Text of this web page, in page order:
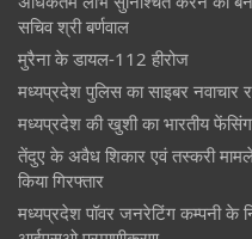
सचिव श्री बर्णवाल
मुरैना के डायल-112 हीरोज
मध्यप्रदेश पुलिस का साइबर नवाचार
मध्यप्रदेश की खुशी का भारतीय
तेंदुए के अवैध शिकार एवं तस्करी
किया गिरफ्तार
मध्यप्रदेश पॉवर जनरेटिंग कम्पनी के